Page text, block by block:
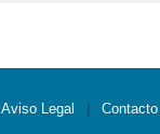
Aviso Legal Contacto